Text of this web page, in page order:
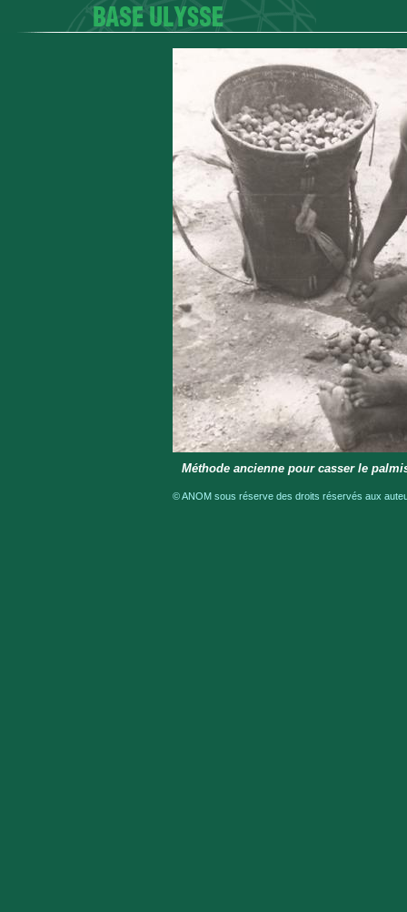
Méthode ancienne pour casser le
© ANOM sous réserve des droits réservés aux